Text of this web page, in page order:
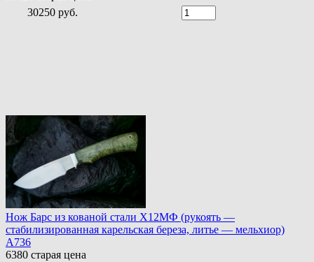
30250 руб.
Нож Барс из кованой стали Х12МФ (рукоять —
стабилизированная карельская береза, литье — мельхиор)
A736
6380 старая цена